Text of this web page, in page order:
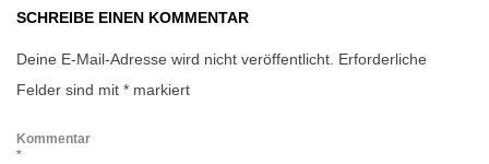
SCHREIBE EINEN KOMMENTAR
Deine E-Mail-Adresse wird nicht veröffentlicht. Erforderliche
Felder sind mit * markiert
Kommentar
*